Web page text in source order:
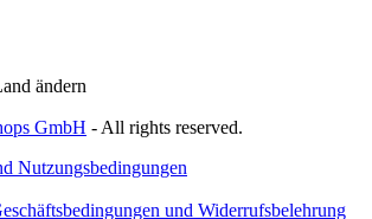
ändern
GmbH - All rights reserved.
Nutzungsbedingungen
und Widerrufsbelehrung